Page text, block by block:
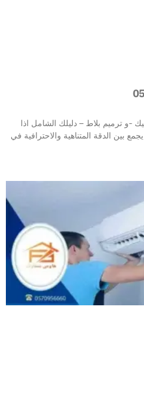
-و ترميم بلاط – دليلك الشامل اذا
بين الدقة المتناهية والاحترافية في